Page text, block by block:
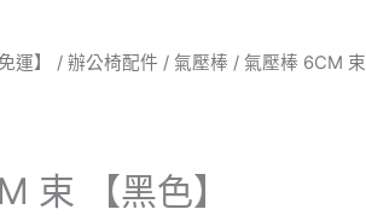
運】 /辦公椅配件 / 氣壓棒 / 氣壓棒 6CM 束
束 【黑色】